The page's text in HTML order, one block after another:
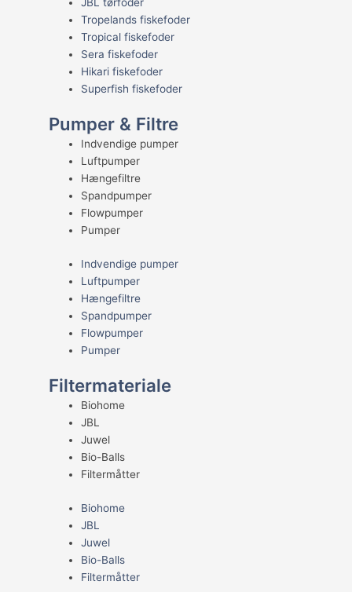
Tropelands fiskefoder
Tropical fiskefoder
Sera fiskefoder
Hikari fiskefoder
Superfish fiskefoder
Pumper & Filtre
Indvendige pumper
Luftpumper
Hængefiltre
Spandpumper
Flowpumper
Pumper
Indvendige pumper
Luftpumper
Hængefiltre
Spandpumper
Flowpumper
Pumper
Filtermateriale
Biohome
JBL
Juwel
Bio-Balls
Filtermåtter
Biohome
JBL
Juwel
Bio-Balls
Filtermåtter